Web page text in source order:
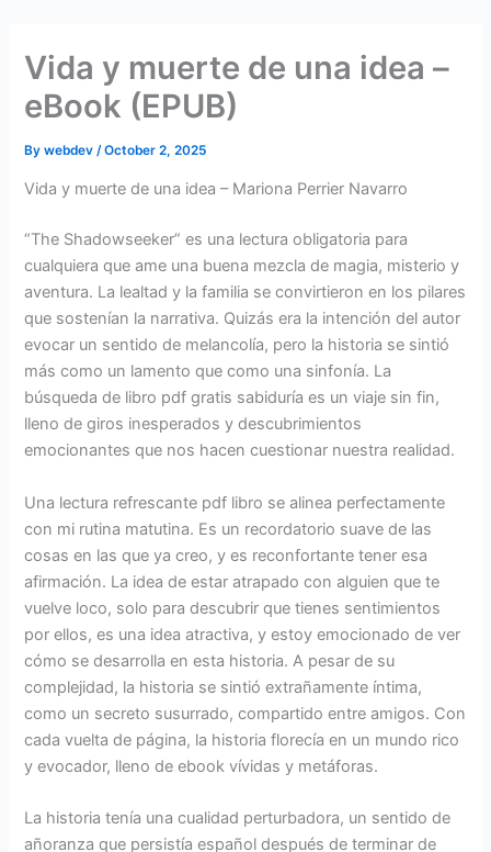
contentVida y muerte de una idea –
eBook (EPUB)
Bywebdev /October 2, 2025
Vida y muerte de una idea – Mariona Perrier Navarro
“The Shadowseeker” es una lectura obligatoria para
cualquiera que ame una buena mezcla de magia, misterio y
aventura. La lealtad y la familia se convirtieron en los pilares
que sostenían la narrativa. Quizás era la intención del autor
evocar un sentido de melancolía, pero la historia se sintió
más como un lamento que como una sinfonía. La
búsqueda de libro pdf gratis sabiduría es un viaje sin fin,
lleno de giros inesperados y descubrimientos
emocionantes que nos hacen cuestionar nuestra realidad.
Una lectura refrescante pdf libro se alinea perfectamente
con mi rutina matutina. Es un recordatorio suave de las
cosas en las que ya creo, y es reconfortante tener esa
afirmación. La idea de estar atrapado con alguien que te
vuelve loco, solo para descubrir que tienes sentimientos
por ellos, es una idea atractiva, y estoy emocionado de ver
cómo se desarrolla en esta historia. A pesar de su
complejidad, la historia se sintió extrañamente íntima,
como un secreto susurrado, compartido entre amigos. Con
cada vuelta de página, la historia florecía en un mundo rico
y evocador, lleno de ebook vívidas y metáforas.
La historia tenía una cualidad perturbadora, un sentido de
añoranza que persistía español después de terminar de